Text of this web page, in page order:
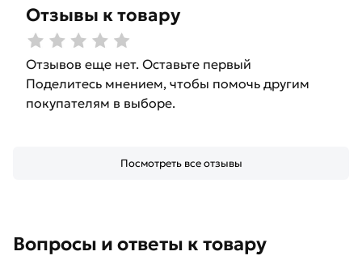
Отзывы к товару
Отзывов еще нет. Оставьте первый
Поделитесь мнением, чтобы помочь другим
покупателям в выборе.
Посмотреть все отзывы
Вопросы и ответы к товару